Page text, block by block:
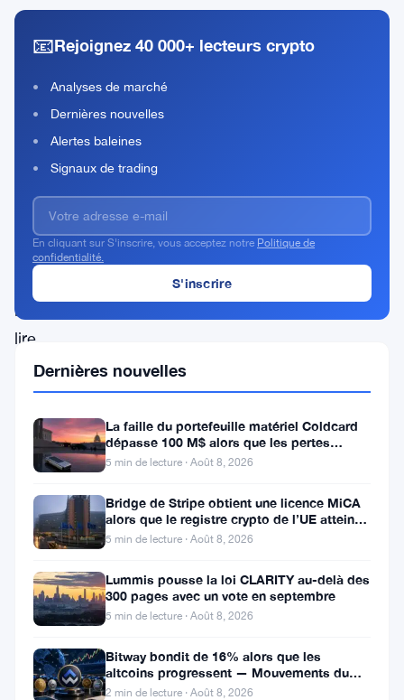
accédant
thecurrencyanalytics.com,
vous
acceptez
ces
conditions
d’utilisation.
les
lire
attentivement.
Contenu
éditorial
Tout
est
📧Rejoignez 40 000+ lecteurs crypto
Analyses de marché
Dernières nouvelles
Alertes baleines
Signaux de trading
En cliquant sur S'inscrire, vous acceptez notre Politique de
confidentialité.
Dernières nouvelles
La faille du portefeuille matériel Coldcard
dépasse 100 M$ alors que les pertes
cryptos de juillet atteignent
5 min de lecture · Août 8, 2026
Bridge de Stripe obtient une licence MiCA
alors que le registre crypto de l’UE atteint
324 prestataires
5 min de lecture · Août 8, 2026
Lummis pousse la loi CLARITY au-delà des
300 pages avec un vote en septembre
5 min de lecture · Août 8, 2026
Bitway bondit de 16% alors que les
altcoins progressent — Mouvements du
jour 8 août
2 min de lecture · Août 8, 2026